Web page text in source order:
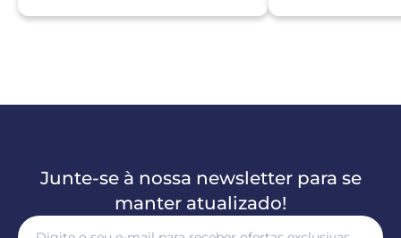
Junte-se à nossa newsletter para se
manter atualizado!